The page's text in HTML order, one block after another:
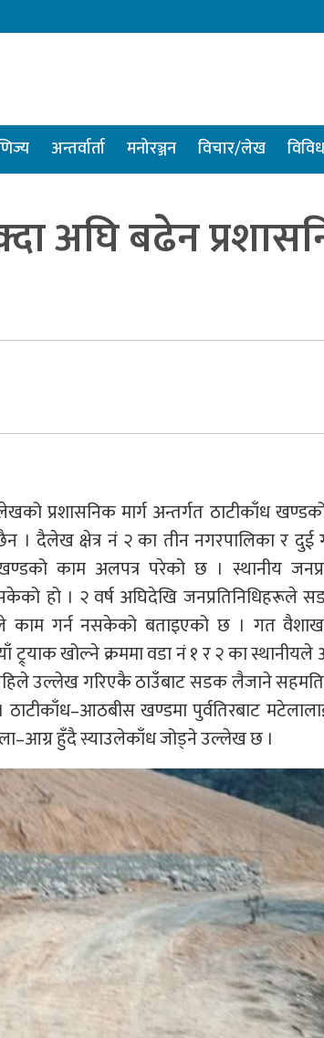
अन्तर्वार्ता मनोरञ्जन विचार/लेख विविध
अघि बढेन
प्रशासनिक मार्ग अन्तर्गत ठाटीकाँध
। दैलेख क्षेत्र नं २ का तीन नगरपालिका र दुई
काम अलपत्र परेको छ । स्थानीय
हो । २ वर्ष अघिदेखि
काम गर्न नसकेको बताइएको छ । गत
ट्र्याक खोल्ने क्रममा वडा नं १ र २ का
उल्लेख गरिएकै ठाउँबाट सडक लैजाने सहमति
खण्डमा पुर्वतिरबाट मटेलालाई
हुँदै स्याउलेकाँध जोड्ने उल्लेख छ ।